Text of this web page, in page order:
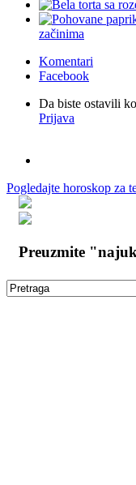
začinima
Komentari
Facebook
Da biste ostavili
Prijava
Pogledajte horoskop za
Preuzmite